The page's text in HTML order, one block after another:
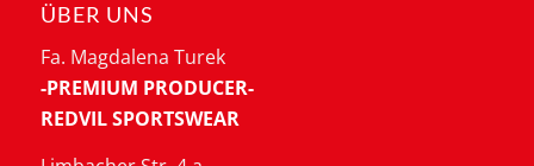
ÜBER UNS
Fa. Magdalena Turek
-PREMIUM PRODUCER-
REDVIL SPORTSWEAR